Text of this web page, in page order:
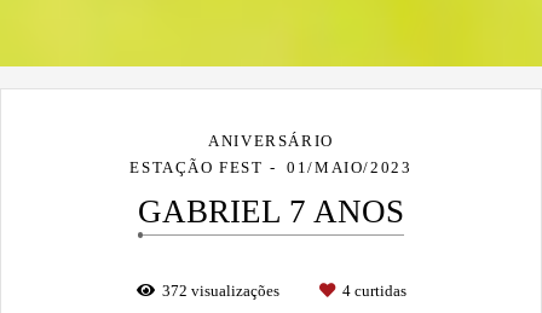
ANIVERSÁRIO
ESTAÇÃO FEST
01/MAIO/2023
GABRIEL 7 ANOS
372 visualizações 4curtidas